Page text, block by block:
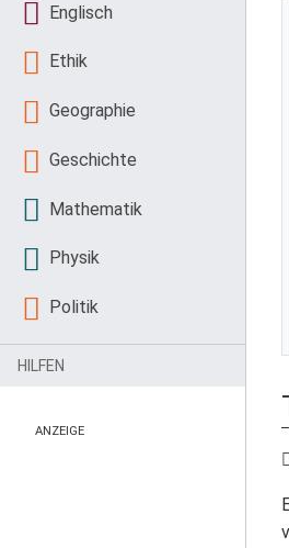
Englisch
Ethik
Geographie
Geschichte
Mathematik
Physik
Politik
HILFEN
ANZEIGE